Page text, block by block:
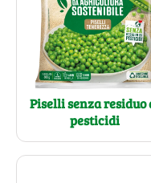
Piselli senza residuo
pesticidi